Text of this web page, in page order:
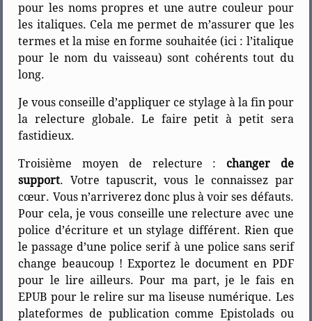
pour les noms propres et une autre couleur pour
les italiques. Cela me permet de m’assurer que les
termes et la mise en forme souhaitée (ici : l’italique
pour le nom du vaisseau) sont cohérents tout du
long.
Je vous conseille d’appliquer ce stylage à la fin pour
la relecture globale. Le faire petit à petit sera
fastidieux.
Troisième moyen de relecture : changer de
support. Votre tapuscrit, vous le connaissez par
cœur. Vous n’arriverez donc plus à voir ses défauts.
Pour cela, je vous conseille une relecture avec une
police d’écriture et un stylage différent. Rien que
le passage d’une police serif à une police sans serif
change beaucoup ! Exportez le document en PDF
pour le lire ailleurs. Pour ma part, je le fais en
EPUB pour le relire sur ma liseuse numérique. Les
plateformes de publication comme Epistolads ou